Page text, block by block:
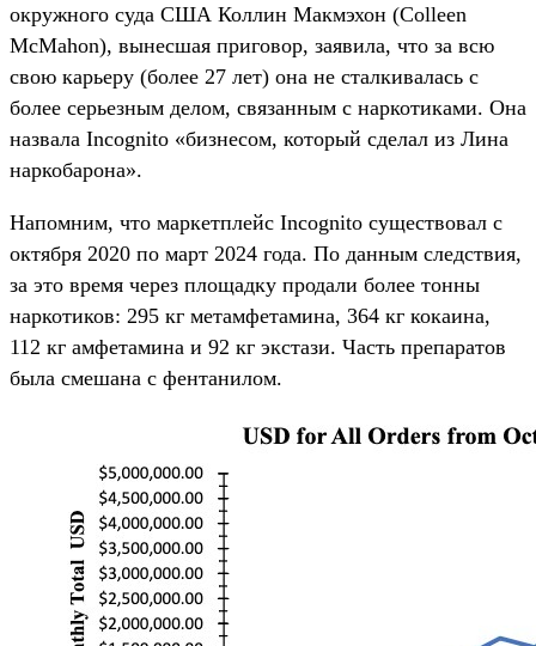
окружного суда США Коллин Макмэхон (Colleen
McMahon), вынесшая приговор, заявила, что за всю
свою карьеру (более 27 лет) она не сталкивалась с
более серьезным делом, связанным с наркотиками. Она
назвала Incognito «бизнесом, который сделал из Лина
наркобарона».
Напомним, что маркетплейс Incognito существовал с
октября 2020 по март 2024 года. По данным следствия,
за это время через площадку продали более тонны
наркотиков: 295 кг метамфетамина, 364 кг кокаина,
112 кг амфетамина и 92 кг экстази. Часть препаратов
была смешана с фентанилом.